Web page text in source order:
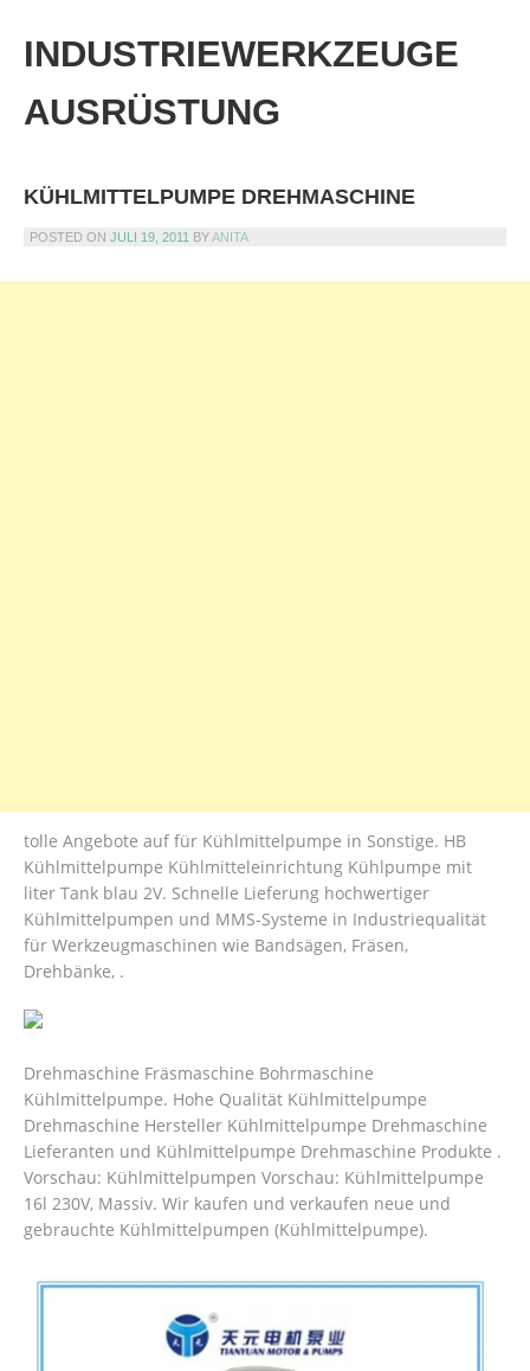
content
INDUSTRIEWERKZEUGE
AUSRÜSTUNG
KÜHLMITTELPUMPE DREHMASCHINE
POSTED ON JULI 19, 2011 BYANITA
tolle Angebote auf für Kühlmittelpumpe in Sonstige. HB
Kühlmittelpumpe Kühlmitteleinrichtung Kühlpumpe mit
liter Tank blau 2V. Schnelle Lieferung hochwertiger
Kühlmittelpumpen und MMS-Systeme in Industriequalität
für Werkzeugmaschinen wie Bandsägen, Fräsen,
Drehbänke, .
Drehmaschine Fräsmaschine Bohrmaschine
Kühlmittelpumpe. Hohe Qualität Kühlmittelpumpe
Drehmaschine Hersteller Kühlmittelpumpe Drehmaschine
Lieferanten und Kühlmittelpumpe Drehmaschine Produkte .
Vorschau: Kühlmittelpumpen Vorschau: Kühlmittelpumpe
16l 230V, Massiv. Wir kaufen und verkaufen neue und
gebrauchte Kühlmittelpumpen (Kühlmittelpumpe).